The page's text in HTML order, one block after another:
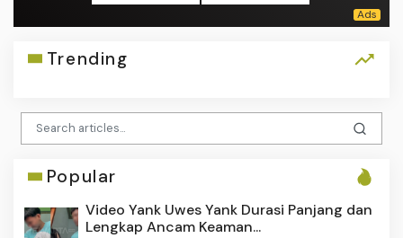
Trending
Popular
Video Yank Uwes Yank Durasi Panjang dan
Lengkap Ancam Keaman...